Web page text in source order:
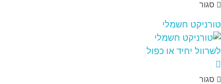
סגור
טורניקט חשמלי
סגור